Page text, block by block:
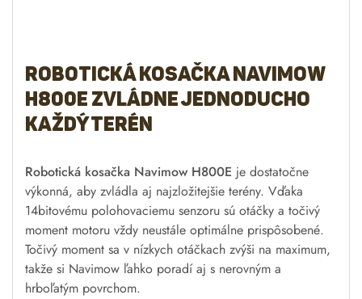
Robotická kosačka Navimow
H800E zvládne jednoducho
každý terén
Robotická kosačka Navimow H800E je dostatočne
výkonná, aby zvládla aj najzložitejšie terény. Vďaka
14bitovému polohovaciemu senzoru sú otáčky a točivý
moment motoru vždy neustále optimálne prispôsobené.
Točivý moment sa v nízkych otáčkach zvýši na maximum,
takže si Navimow ľahko poradí aj s nerovným a
hrboľatým povrchom.